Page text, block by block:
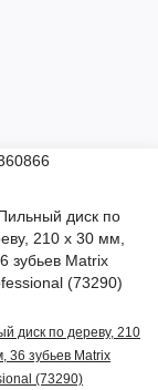
диск по дереву, 210
36 зубьев Matrix
(73290)